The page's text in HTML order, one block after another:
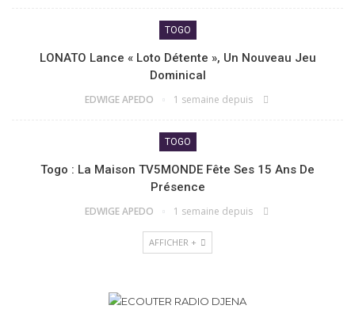
TOGO
LONATO Lance « Loto Détente », Un Nouveau Jeu
Dominical
EDWIGE APEDO 1 semaine depuis
TOGO
Togo : La Maison TV5MONDE Fête Ses 15 Ans De
Présence
EDWIGE APEDO 1 semaine depuis
AFFICHER +